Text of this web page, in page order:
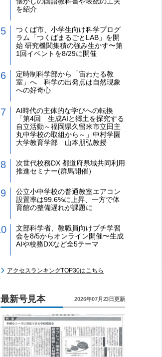
を紹介
つくば市、小学生向け科学プログ
ラム「つくばまるごとLAB」を開
始 研究機関集積の強み生かす〜第
1回イベントを8/29に開催
定時制科学部から「宙わたる教
室」へ 科学の出発点は自然現象
への好奇心
AI時代の主体的な学びへの転換
「第4回 生成AIと郷土を探究する
自立活動～福岡県久留米市立田主
丸中学校の取組から～」中村学園
大学教育学部 山本朋弘教授
次世代校務DX 都道府県域共同利用
推進セミナー(群馬開催）
公立小中学校の普通教室エアコン
設置率は99.6%に上昇、一方で体
育館の整備遅れが課題に
文部科学省、教職員向けプチ学習
会を8/5からオンライン開催〜生成
AIや校務DXなど全5テーマ
アクセスランキングTOP30はこちら
最新号見本 2026年07月23日更新